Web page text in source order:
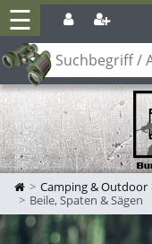
☰
Camping & Outdoor
Beile, Spaten & Sägen